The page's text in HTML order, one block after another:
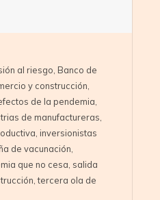
al riesgo, Banco de
y construcción,
de la pendemia,
de manufactureras,
, inversionistas
de vacunación,
que no cesa, salida
,tercera ola de